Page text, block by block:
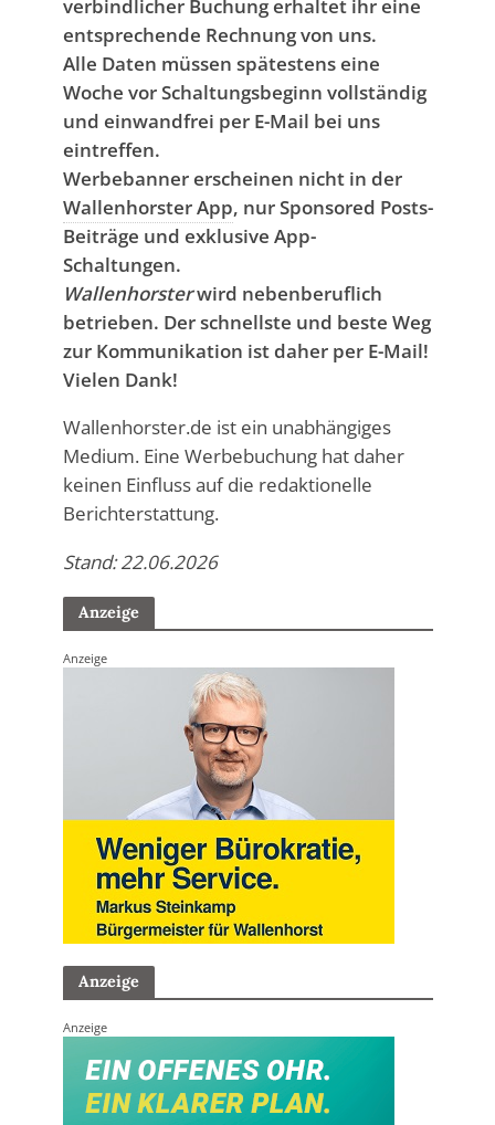
verbindlicher Buchung erhaltet ihr eine
entsprechende Rechnung von uns.
Alle Daten müssen spätestens eine
Woche vor Schaltungsbeginn vollständig
und einwandfrei per E-Mail bei uns
eintreffen.
Werbebanner erscheinen nicht in der
Wallenhorster App, nur Sponsored Posts-
Beiträge und exklusive App-
Schaltungen.
Wallenhorsterwird nebenberuflich
betrieben. Der schnellste und beste Weg
zur Kommunikation ist daher per E-Mail!
Vielen Dank!
Wallenhorster.de ist ein unabhängiges
Medium. Eine Werbebuchung hat daher
keinen Einfluss auf die redaktionelle
Berichterstattung.
Stand: 22.06.2026
Anzeige
Anzeige
Anzeige
Anzeige